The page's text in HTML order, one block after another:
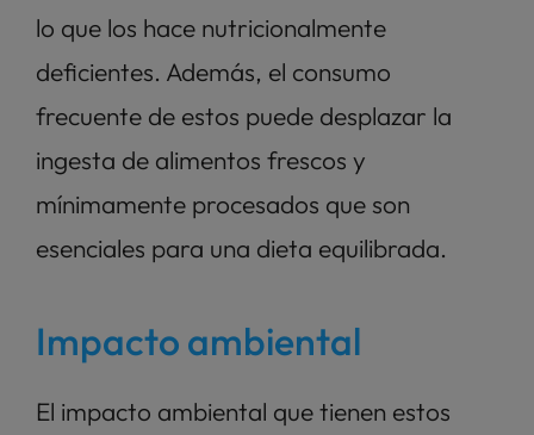
lo que los hace nutricionalmente
deficientes. Además, el consumo
frecuente de estos puede desplazar la
ingesta de alimentos frescos y
mínimamente procesados que son
esenciales para una dieta equilibrada.
Impacto ambiental
El impacto ambiental que tienen estos